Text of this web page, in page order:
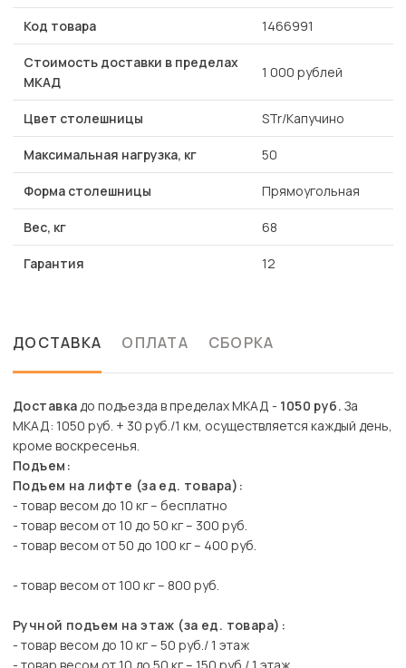
Код товара 1466991
Стоимость доставки в пределах
МКАД
1 000 рублей
Цвет столешницы STr/Капучино
Максимальная нагрузка, кг 50
Форма столешницы Прямоугольная
Вес, кг 68
Гарантия 12
ДОСТАВКА ОПЛАТА СБОРКА
Доставкадо подъезда в пределах МКАД - 1050 руб. За
МКАД: 1050 руб. + 30 руб./1 км, осуществляется каждый день,
кроме воскресенья.
Подъем:
Подъем на лифте (за ед. товара):
- товар весом до 10 кг – бесплатно
- товар весом от 10 до 50 кг – 300 руб.
- товар весом от 50 до 100 кг – 400 руб.
- товар весом от 100 кг – 800 руб.
Ручной подъем на этаж (за ед. товара):
- товар весом до 10 кг – 50 руб./ 1 этаж